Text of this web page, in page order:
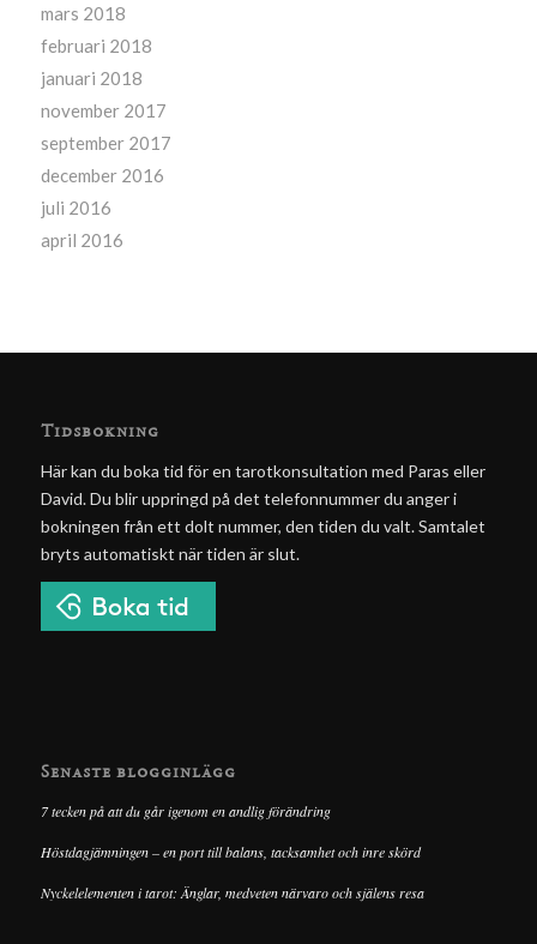
mars 2018
februari 2018
januari 2018
november 2017
september 2017
december 2016
juli 2016
april 2016
Tidsbokning
Här kan du boka tid för en tarotkonsultation med Paras eller
David. Du blir uppringd på det telefonnummer du anger i
bokningen från ett dolt nummer, den tiden du valt. Samtalet
bryts automatiskt när tiden är slut.
Senaste blogginlägg
7 tecken på att du går igenom en andlig förändring
Höstdagjämningen – en port till balans, tacksamhet och inre skörd
Nyckelelementen i tarot: Änglar, medveten närvaro och själens resa